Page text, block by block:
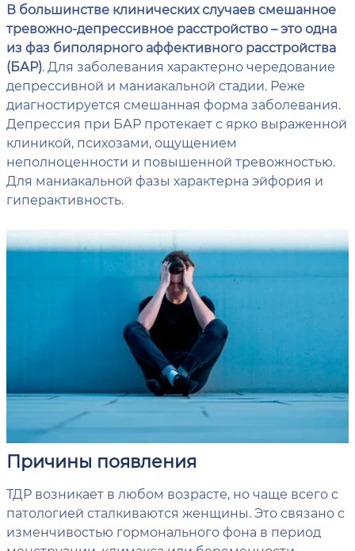
В большинстве клинических случаев смешанное
тревожно-депрессивное расстройство – это одна
из фаз биполярного аффективного расстройства
(БАР). Для заболевания характерно чередование
депрессивной и маниакальной стадии. Реже
диагностируется смешанная форма заболевания.
Депрессия при БАР протекает с ярко выраженной
клиникой, психозами, ощущением
неполноценности и повышенной тревожностью.
Для маниакальной фазы характерна эйфория и
гиперактивность.
Причины появления
ТДР возникает в любом возрасте, но чаще всего с
патологией сталкиваются женщины. Это связано с
изменчивостью гормонального фона в период